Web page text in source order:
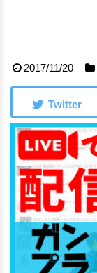
2017/11/20